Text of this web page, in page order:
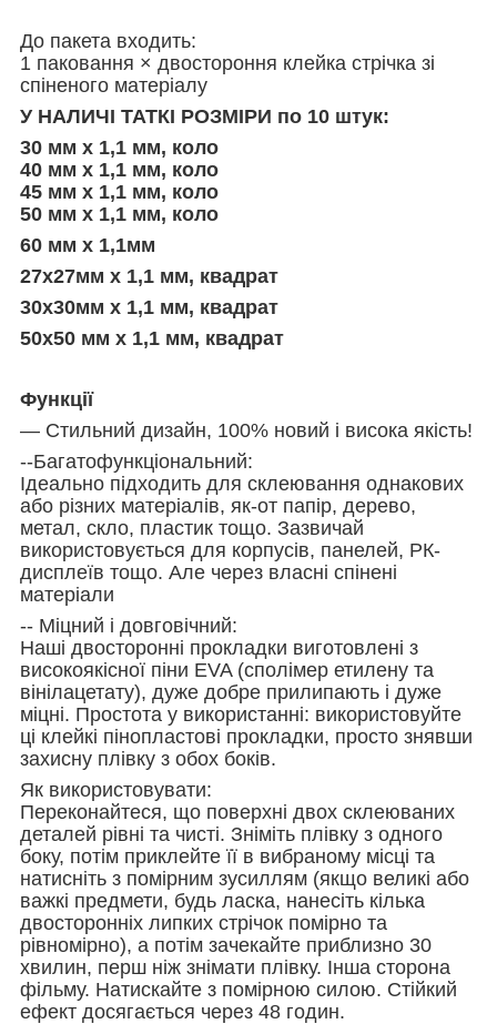
До пакета входить:
1 паковання × двостороння клейка стрічка зі
спіненого матеріалу
У НАЛИЧІ ТАТКІ РОЗМІРИ по 10 штук:
30 мм х 1,1 мм, коло
40 мм х 1,1 мм, коло
45 мм х 1,1 мм, коло
50 мм х 1,1 мм, коло
60 мм х 1,1мм
27х27мм х 1,1 мм, квадрат
30х30мм х 1,1 мм, квадрат
50х50 мм х 1,1 мм, квадрат
Функції
— Стильний дизайн, 100% новий і висока якість!
--Багатофункціональний:
Ідеально підходить для склеювання однакових
або різних матеріалів, як-от папір, дерево,
метал, скло, пластик тощо. Зазвичай
використовується для корпусів, панелей, РК-
дисплеїв тощо. Але через власні спінені
матеріали
-- Міцний і довговічний:
Наші двосторонні прокладки виготовлені з
високоякісної піни EVA (сполімер етилену та
вінілацетату), дуже добре прилипають і дуже
міцні. Простота у використанні: використовуйте
ці клейкі пінопластові прокладки, просто знявши
захисну плівку з обох боків.
Як використовувати:
Переконайтеся, що поверхні двох склеюваних
деталей рівні та чисті. Зніміть плівку з одного
боку, потім приклейте її в вибраному місці та
натисніть з помірним зусиллям (якщо великі або
важкі предмети, будь ласка, нанесіть кілька
двосторонніх липких стрічок помірно та
рівномірно), а потім зачекайте приблизно 30
хвилин, перш ніж знімати плівку. Інша сторона
фільму. Натискайте з помірною силою. Стійкий
ефект досягається через 48 годин.